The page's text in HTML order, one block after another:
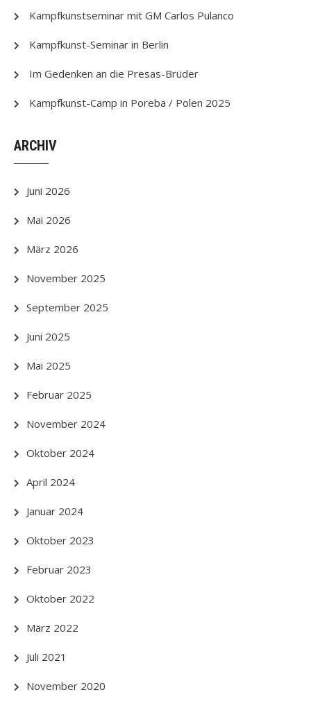
Kampfkunstseminar mit GM Carlos Pulanco
Kampfkunst-Seminar in Berlin
Im Gedenken an die Presas-Brüder
Kampfkunst-Camp in Poreba / Polen 2025
ARCHIV
Juni 2026
Mai 2026
März 2026
November 2025
September 2025
Juni 2025
Mai 2025
Februar 2025
November 2024
Oktober 2024
April 2024
Januar 2024
Oktober 2023
Februar 2023
Oktober 2022
März 2022
Juli 2021
November 2020